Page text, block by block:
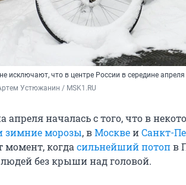
исключают, что в центре России в середине
Устюжанин / MSK1.RU
апреля началась с того, что в
зимние морозы, вМосквеиСанкт-
момент, когда сильнейший потопв
без крыши над головой.